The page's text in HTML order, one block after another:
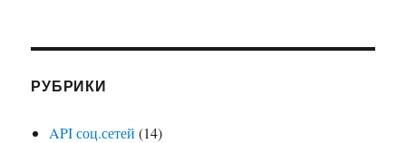
РУБРИКИ
API соц.сетей (14)